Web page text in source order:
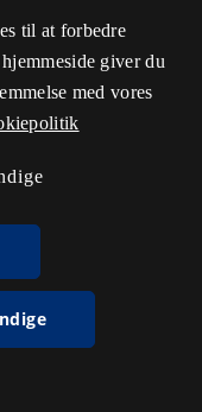
til at forbedre
giver du
med vores